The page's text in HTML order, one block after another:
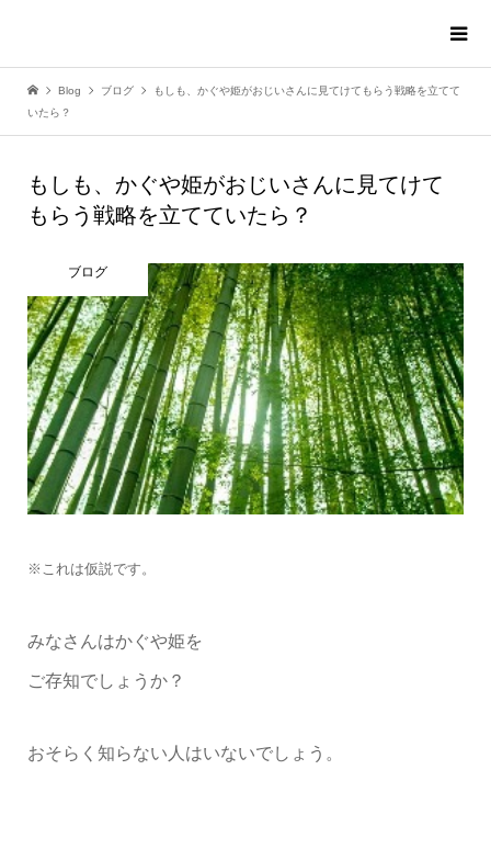
Blog ブログ
もしも、かぐや姫がおじいさんに見てけてもらう戦略を立てて
いたら？
もしも、かぐや姫がおじいさんに見てけて
もらう戦略を立てていたら？
ブログ
※これは仮説です。
みなさんはかぐや姫を
ご存知でしょうか？
おそらく知らない人はいないでしょう。